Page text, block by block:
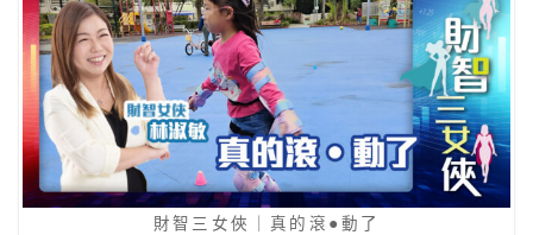
財智三女俠｜真的滾●動了